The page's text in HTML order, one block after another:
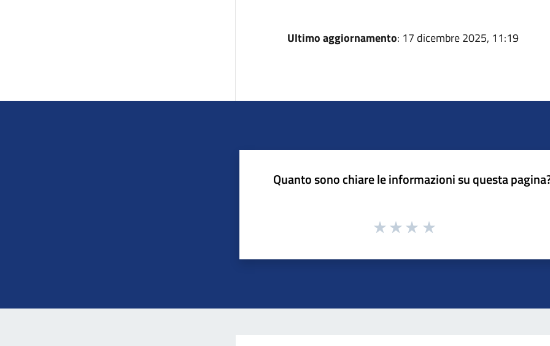
Ultimo aggiornamento: 17 dicembre 2025, 11:19
Quanto sono chiare le informazioni su questa